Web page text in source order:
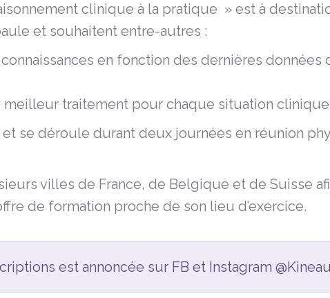
clinique à la pratique » est à
et souhaitent entre-autres :
en fonction des dernières données
traitement pour chaque situation clinique
et se déroule durant deux journées en réunion
villes de France, de Belgique et de Suisse
de formation proche de son lieu d’exercice.
est annoncée sur FB et Instagram